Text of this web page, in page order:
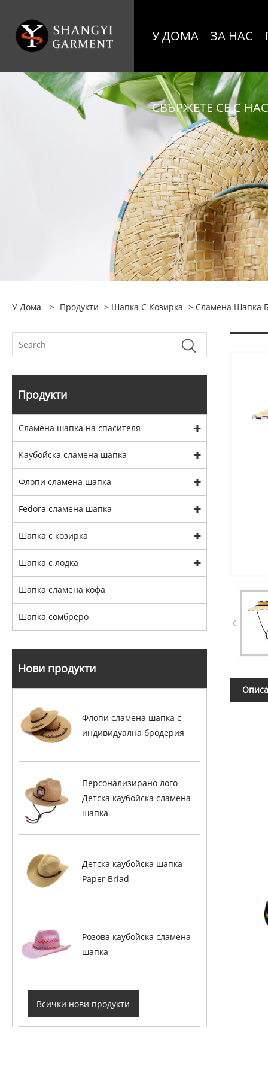
У ДОМА ЗА НАС
СВЪРЖЕТЕ СЕ С НАС
У Дома > Продукти > Шапка С Козирка > Сламена Шапка
Продукти
Сламена шапка на спасителя
Каубойска сламена шапка
Флопи сламена шапка
Fedora сламена шапка
Шапка с козирка
Шапка с лодка
Шапка сламена кофа
Шапка сомбреро
Нови продукти
Флопи сламена шапка с
индивидуална бродерия
Персонализирано лого
Детска каубойска сламена
шапка
Детска каубойска шапка
Paper Briad
Розова каубойска сламена
шапка
Всички нови продукти